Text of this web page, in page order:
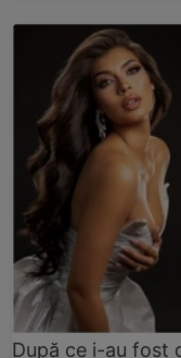
După ce i-au fost